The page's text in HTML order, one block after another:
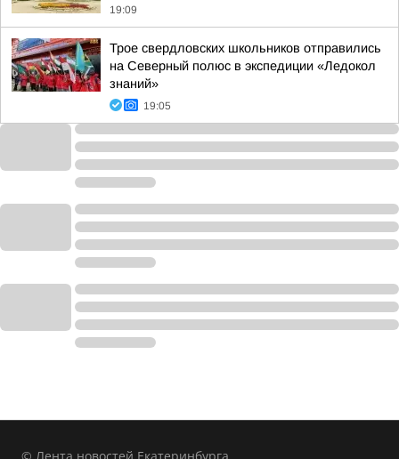
19:09
Трое свердловских школьников отправились
на Северный полюс в экспедиции «Ледокол
знаний»
19:05